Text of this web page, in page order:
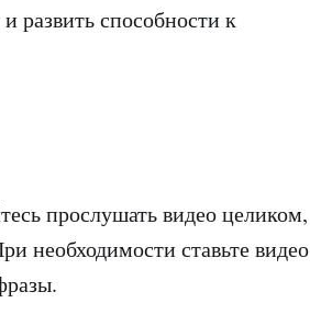
развить способности к
прослушать видео целиком,
необходимости ставьте видео